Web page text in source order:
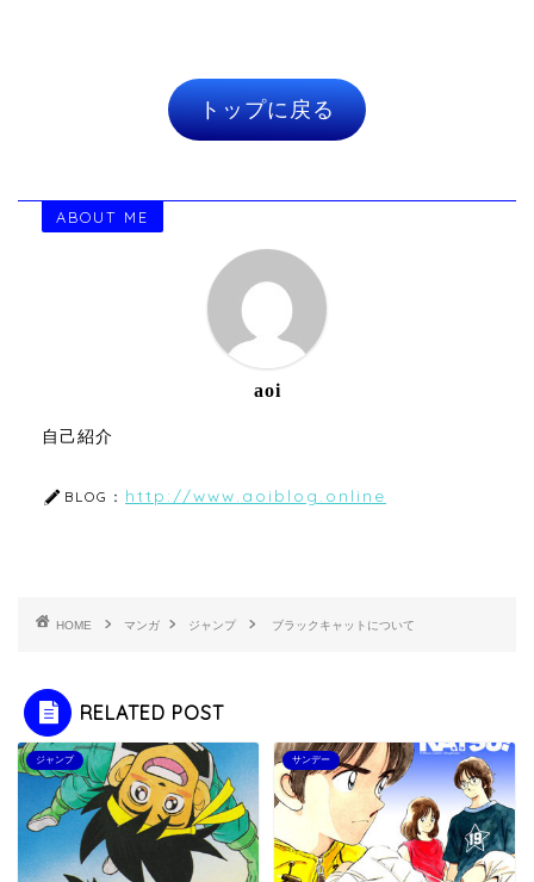
トップに戻る
ABOUT ME
aoi
自己紹介
BLOG： http://www.aoiblog.online
HOME マンガ ジャンプ ブラックキャットについて
RELATED POST
ジャンプ サンデー